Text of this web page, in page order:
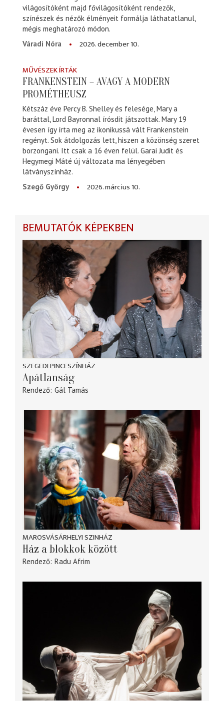
világosítóként majd fővilágosítóként rendezők,
színészek és nézők élményeit formálja láthatatlanul,
mégis meghatározó módon.
Váradi Nóra
2026. december 10.
MŰVÉSZEK ÍRTÁK
FRANKENSTEIN – AVAGY A MODERN
PROMÉTHEUSZ
Kétszáz éve Percy B. Shelley és felesége, Mary a
baráttal, Lord Bayronnal írósdit játszottak. Mary 19
évesen így írta meg az ikonikussá vált Frankenstein
regényt. Sok átdolgozás lett, hiszen a közönség szeret
borzongani. Itt csak a 16 éven felül. Garai Judit és
Hegymegi Máté új változata ma lényegében
látványszínház.
Szegő György
2026. március 10.
BEMUTATÓK KÉPEKBEN
SZEGEDI PINCESZÍNHÁZ
Apátlanság
Rendező Gál Tamás
MAROSVÁSÁRHELYI SZINHÁZ
Ház a blokkok között
Rendező Radu Afrim